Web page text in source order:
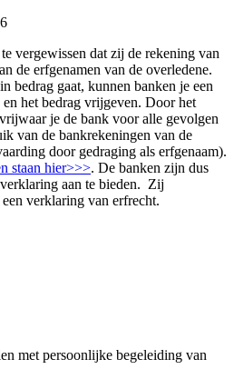
vergewissen dat zij de rekening van
de erfgenamen van de overledene.
bedrag gaat, kunnen banken je een
het bedrag vrijgeven. Door het
je de bank voor alle gevolgen
van de bankrekeningen van de
door gedraging als erfgenaam).
staan hier>>>. De banken zijn dus
aan te bieden. Zij
verklaring van erfrecht.
met persoonlijke begeleiding van